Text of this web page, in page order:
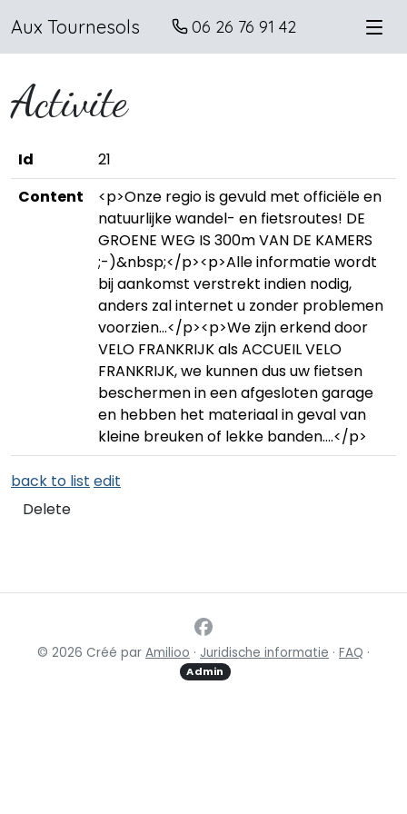
Aux Tournesols 06 26 76 91 42
Activite
Id
21
Content
<p>Onze regio is gevuld met officiële en
natuurlijke wandel- en fietsroutes! DE
GROENE WEG IS 300m VAN DE KAMERS
;-)&nbsp;</p><p>Alle informatie wordt
bij aankomst verstrekt indien nodig,
anders zal internet u zonder problemen
voorzien…</p><p>We zijn erkend door
VELO FRANKRIJK als ACCUEIL VELO
FRANKRIJK, we kunnen dus uw fietsen
beschermen in een afgesloten garage
en hebben het materiaal in geval van
kleine breuken of lekke banden….</p>
back to list edit
Delete
© 2026 Créé par Amilioo · Juridische informatie · FAQ ·
Admin